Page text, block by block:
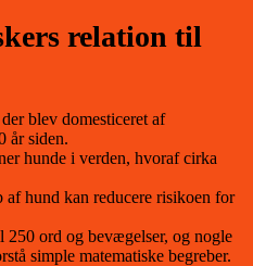
relation til
blev domesticeret af
år siden.
hunde i verden, hvoraf cirka
af hund kan reducere risikoen for
250 ord og bevægelser, og nogle
simple matematiske begreber.